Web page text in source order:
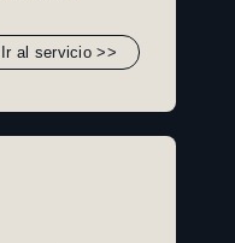
Ir al servicio >>